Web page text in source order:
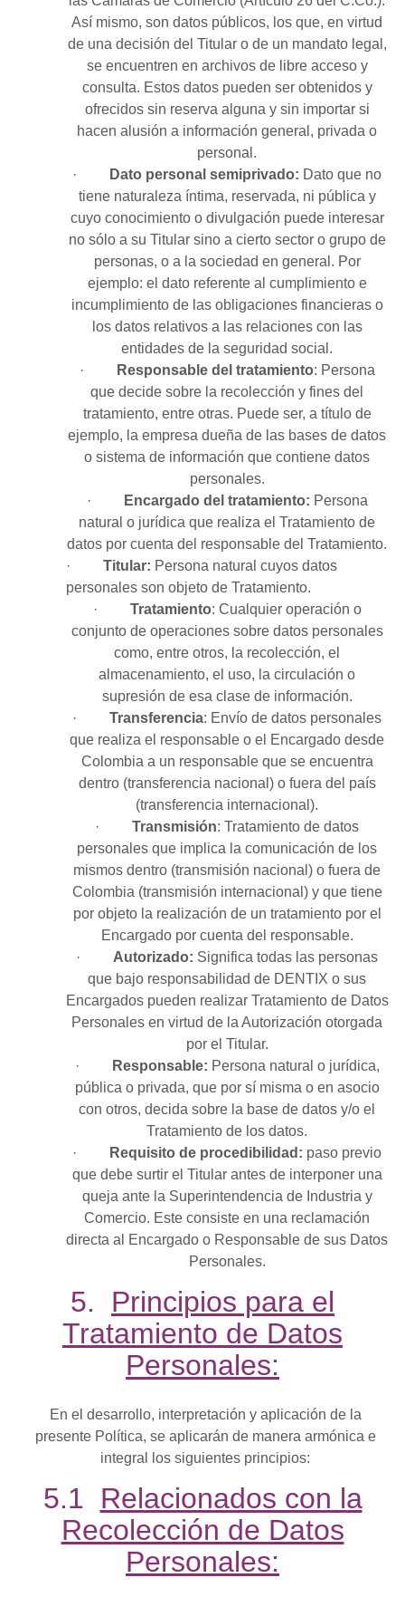
Así mismo, son datos públicos, los que, en virtud
de una decisión del Titular o de un mandato legal,
se encuentren en archivos de libre acceso y
consulta. Estos datos pueden ser obtenidos y
ofrecidos sin reserva alguna y sin importar si
hacen alusión a información general, privada o
personal.
·
Dato personal semiprivado: Dato que no
tiene naturaleza íntima, reservada, ni pública y
cuyo conocimiento o divulgación puede interesar
no sólo a su Titular sino a cierto sector o grupo de
personas, o a la sociedad en general. Por
ejemplo: el dato referente al cumplimiento e
incumplimiento de las obligaciones financieras o
los datos relativos a las relaciones con las
entidades de la seguridad social.
·
Responsable del tratamiento: Persona
que decide sobre la recolección y fines del
tratamiento, entre otras. Puede ser, a título de
ejemplo, la empresa dueña de las bases de datos
o sistema de información que contiene datos
personales.
·
Encargado del tratamiento: Persona
natural o jurídica que realiza el Tratamiento de
datos por cuenta del responsable del Tratamiento.
· Titular: Persona natural cuyos datos
personales son objeto de Tratamiento.
· Tratamiento: Cualquier operación o
conjunto de operaciones sobre datos personales
como, entre otros, la recolección, el
almacenamiento, el uso, la circulación o
supresión de esa clase de información.
·Transferencia: Envío de datos personales
que realiza el responsable o el Encargado desde
Colombia a un responsable que se encuentra
dentro (transferencia nacional) o fuera del país
(transferencia internacional).
·Transmisión: Tratamiento de datos
personales que implica la comunicación de los
mismos dentro (transmisión nacional) o fuera de
Colombia (transmisión internacional) y que tiene
por objeto la realización de un tratamiento por el
Encargado por cuenta del responsable.
· Autorizado: Significa todas las personas
que bajo responsabilidad de DENTIX o sus
Encargados pueden realizar Tratamiento de Datos
Personales en virtud de la Autorización otorgada
por el Titular.
·
Responsable: Persona natural o jurídica,
pública o privada, que por sí misma o en asocio
con otros, decida sobre la base de datos y/o el
Tratamiento de los datos.
·
Requisito de procedibilidad: paso previo
que debe surtir el Titular antes de interponer una
queja ante la Superintendencia de Industria y
Comercio. Este consiste en una reclamación
directa al Encargado o Responsable de sus Datos
Personales.
5. Principios para el
Tratamiento de Datos
Personales:
En el desarrollo, interpretación y aplicación de la
presente Política, se aplicarán de manera armónica e
integral los siguientes principios:
5.1 Relacionados con la
Recolección de Datos
Personales: